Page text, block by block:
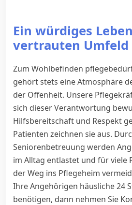
Ein würdiges
vertrauten Umfeld
Zum Wohlbefinden
gehört stets eine Atmosphäre
der Offenheit. Unsere
sich dieser Verantwortung
Hilfsbereitschaft und Respekt
Patienten zeichnen sie aus.
Seniorenbetreuung werden
im Alltag entlastet und für viele
der Weg ins Pflegeheim
Ihre Angehörigen häusliche 24
benötigen, dann nehmen Sie